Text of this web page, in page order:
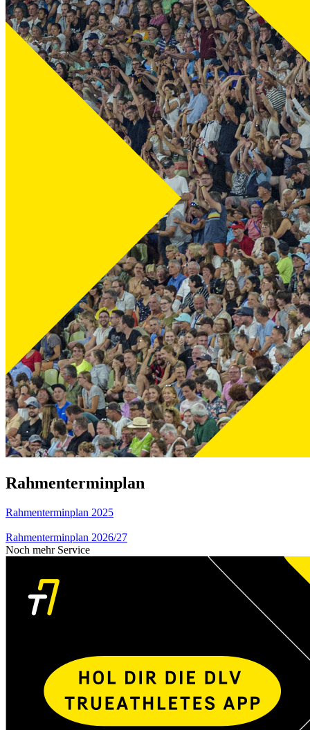
Rahmenterminplan
Rahmenterminplan 2025
Rahmenterminplan 2026/27
Noch mehr Service